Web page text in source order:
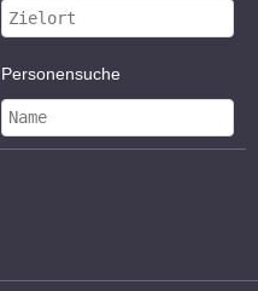
Personensuche